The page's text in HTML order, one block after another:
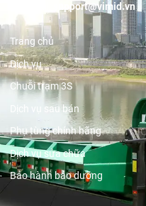
support@vimid.vn
Trang chủ
Dịch vụ
Chuỗi trạm 3S
Dịch vụ sau bán
Phụ tùng chính hãng
Dịch vụ sửa chữa
Bảo hành bảo dưỡng